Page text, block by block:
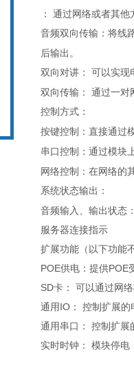
：
通过网络或者其他
音频双向传输 ： 将线
后输出。
双向对讲 ：
可以实现
双向传输 ： 通过一对
控制方式：
按键控制： 直接通过
串口控制： 通过模块
网络控制： 在网络的
系统状态输出：
音频输入、输出状态
服务器连接指示
扩展功能（以下功能
POE供电： 提供POE
SD卡：
可以通过网
通用IO：
控制扩展的
通用串口：
控制扩展
实时时钟：
模块停电